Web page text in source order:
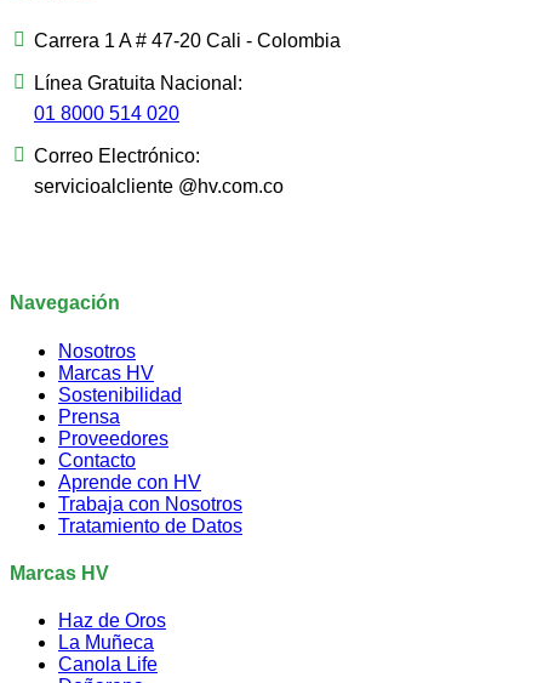
Carrera 1 A # 47-20 Cali - Colombia
Línea Gratuita Nacional:
01 8000 514 020
Correo Electrónico:
servicioalcliente @hv.com.co
Navegación
Nosotros
Marcas HV
Sostenibilidad
Prensa
Proveedores
Contacto
Aprende con HV
Trabaja con Nosotros
Tratamiento de Datos
Marcas HV
Haz de Oros
La Muñeca
Canola Life